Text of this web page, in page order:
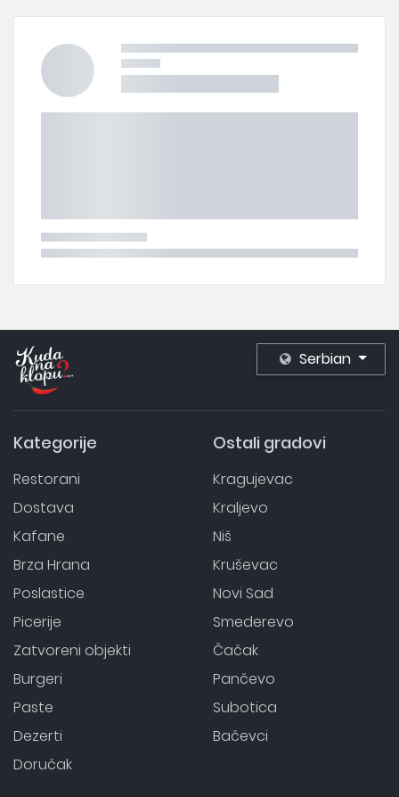
Serbian
Kategorije
Restorani
Dostava
Kafane
Brza Hrana
Poslastice
Picerije
Zatvoreni objekti
Burgeri
Paste
Dezerti
Doručak
Ostali gradovi
Kragujevac
Kraljevo
Niš
Kruševac
Novi Sad
Smederevo
Čačak
Pančevo
Subotica
Bačevci